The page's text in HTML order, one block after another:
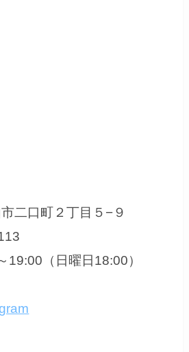
二口町２丁目５−９
19:00（日曜日18:00）